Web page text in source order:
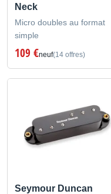
Neck
Micro doubles au format
simple
109 €neuf(14 offres)
Seymour Duncan